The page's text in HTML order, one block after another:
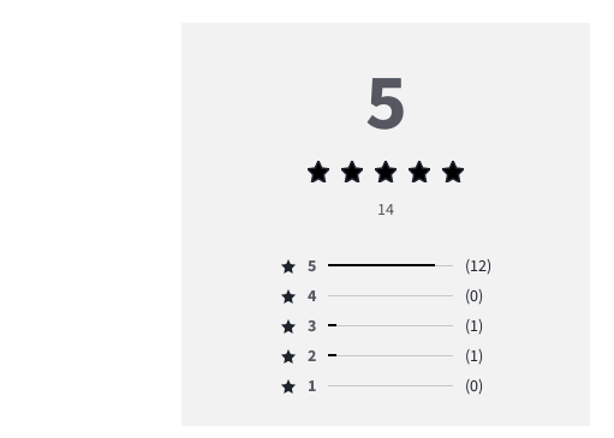
5
Priemerné
5
14
Hodnotenie
5,
počet
hlasov
5
(12)
Hodnotenie
4,
počet
hlasov
4
(0)
Hodnotenie
3,
počet
3
(1)
Hodnotenie
2,
2
(1)
Hodnotenie
1 (0)